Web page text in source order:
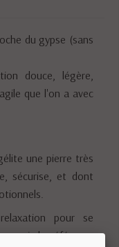
du gypse (sans
douce, légère,
que l'on a avec
une pierre très
sécurise, et dont
pour se
voir la référence